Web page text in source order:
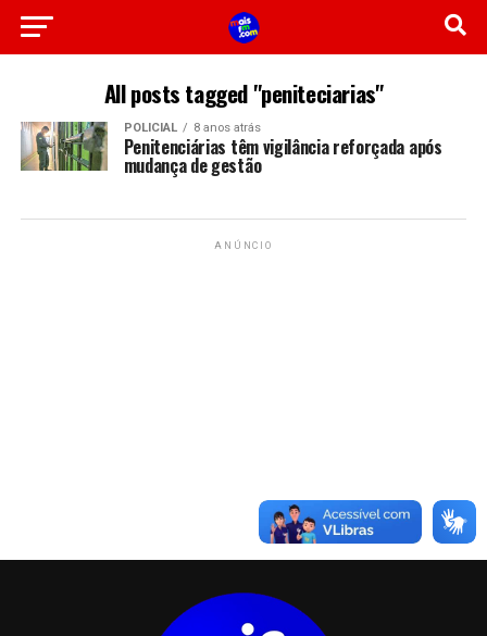
All posts tagged "peniteciarias"
POLICIAL 8 anos atrás
Penitenciárias têm vigilância reforçada após
mudança de gestão
ANÚNCIO